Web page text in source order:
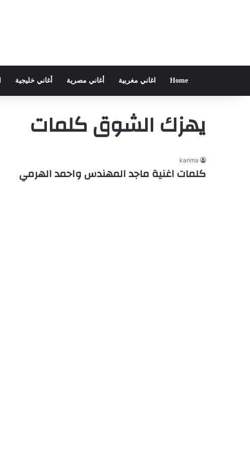
Home اغاني مغربية أغاني مصرية أغاني خليجية
يهزك الشوق كلمات
karima
كلمات اغنية ماجد المهندس واحمد الهرمي